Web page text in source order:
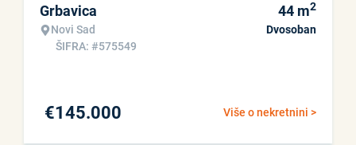
Grbavica
Novi Sad
ŠIFRA: #575549
44 m2
Dvosoban
Više o nekretnini >
€145.000